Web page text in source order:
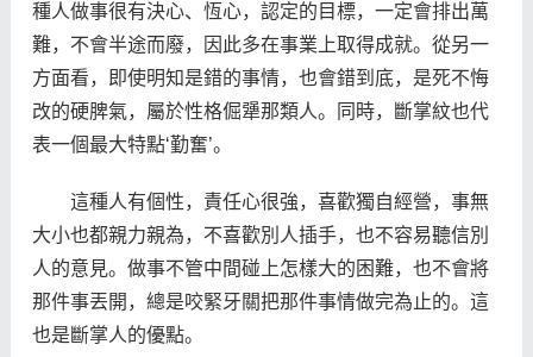
種人做事很有決心、恆心，認定的目標，一定會排出萬
難，不會半途而廢，因此多在事業上取得成就。從另一
方面看，即使明知是錯的事情，也會錯到底，是死不悔
改的硬脾氣，屬於性格倔犟那類人。同時，斷掌紋也代
表一個最大特點‘勤奮’。
這種人有個性，責任心很強，喜歡獨自經營，事無
大小也都親力親為，不喜歡別人插手，也不容易聽信別
人的意見。做事不管中間碰上怎樣大的困難，也不會將
那件事丟開，總是咬緊牙關把那件事情做完為止的。這
也是斷掌人的優點。